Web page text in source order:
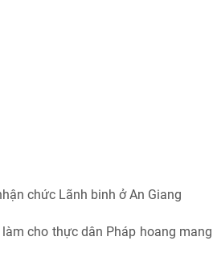
chức Lãnh binh ở An Giang
cho thực dân Pháp hoang mang